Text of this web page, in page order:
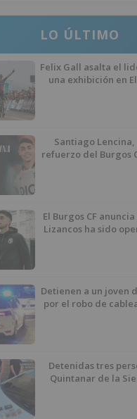
LO ÚLTIMO
Felix Gall asalta el
una exhibición en
Santiago
refuerzo del Burgos
El Burgos CF
Lizancos ha sido
Detienen a un joven
por el robo de
Detenidas tres
Quintanar de la